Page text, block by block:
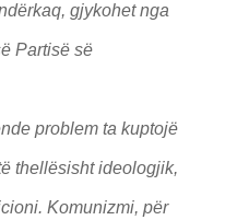
gjykohet nga
Partisë së
problem ta kuptojë
thellësisht ideologjik,
Komunizmi, për